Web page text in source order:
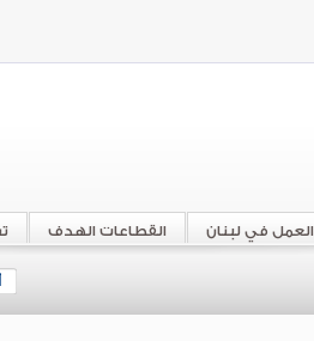
القطاعات الهدف العمل في لبنان